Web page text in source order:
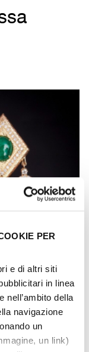
PER
e di altri siti
in linea
nell’ambito della
navigazione
un
un link)